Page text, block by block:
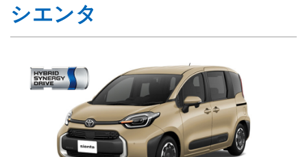
シエンタ